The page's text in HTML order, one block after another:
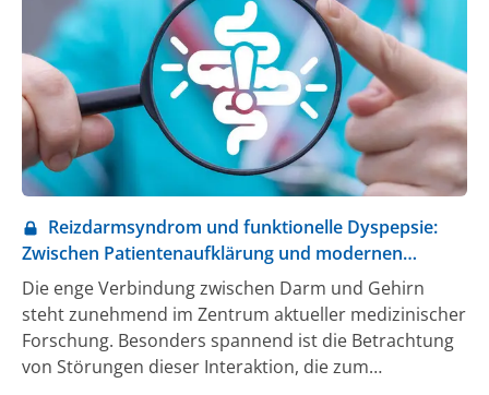
Reizdarmsyndrom und funktionelle Dyspepsie:
Zwischen Patientenaufklärung und modernen
Therapieoptionen
Die enge Verbindung zwischen Darm und Gehirn
steht zunehmend im Zentrum aktueller medizinischer
Forschung. Besonders spannend ist die Betrachtung
von Störungen dieser Interaktion, die zum